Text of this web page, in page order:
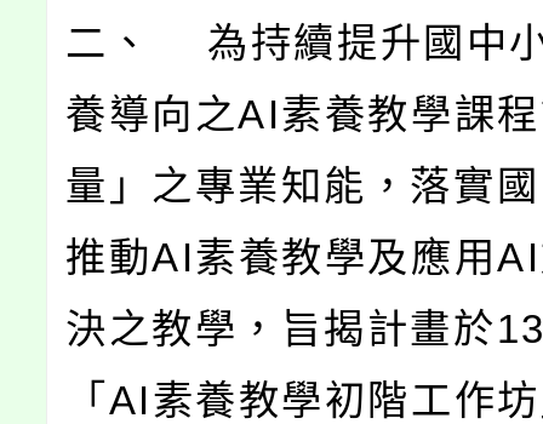
二、 為持續提升國中
養導向之AI素養教學課
量」之專業知能，落實
推動AI素養教學及應用
決之教學，旨揭計畫於
「AI素養教學初階工作